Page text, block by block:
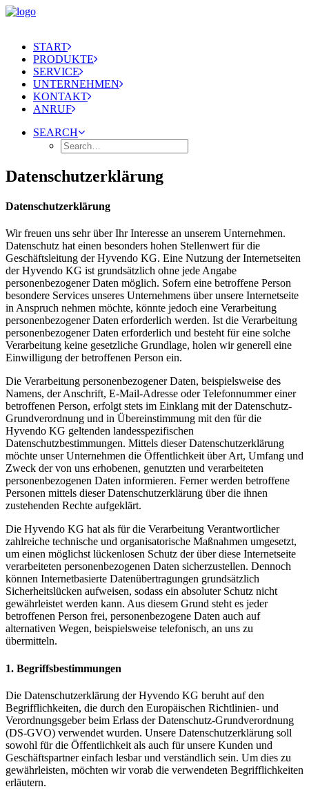
START
PRODUKTE
SERVICE
UNTERNEHMEN
KONTAKT
ANRUF
SEARCH
Datenschutzerklärung
Datenschutzerklärung
Wir freuen uns sehr über Ihr Interesse an unserem Unternehmen.
Datenschutz hat einen besonders hohen Stellenwert für die
Geschäftsleitung der Hyvendo KG. Eine Nutzung der Internetseiten
der Hyvendo KG ist grundsätzlich ohne jede Angabe
personenbezogener Daten möglich. Sofern eine betroffene Person
besondere Services unseres Unternehmens über unsere Internetseite
in Anspruch nehmen möchte, könnte jedoch eine Verarbeitung
personenbezogener Daten erforderlich werden. Ist die Verarbeitung
personenbezogener Daten erforderlich und besteht für eine solche
Verarbeitung keine gesetzliche Grundlage, holen wir generell eine
Einwilligung der betroffenen Person ein.
Die Verarbeitung personenbezogener Daten, beispielsweise des
Namens, der Anschrift, E-Mail-Adresse oder Telefonnummer einer
betroffenen Person, erfolgt stets im Einklang mit der Datenschutz-
Grundverordnung und in Übereinstimmung mit den für die
Hyvendo KG geltenden landesspezifischen
Datenschutzbestimmungen. Mittels dieser Datenschutzerklärung
möchte unser Unternehmen die Öffentlichkeit über Art, Umfang und
Zweck der von uns erhobenen, genutzten und verarbeiteten
personenbezogenen Daten informieren. Ferner werden betroffene
Personen mittels dieser Datenschutzerklärung über die ihnen
zustehenden Rechte aufgeklärt.
Die Hyvendo KG hat als für die Verarbeitung Verantwortlicher
zahlreiche technische und organisatorische Maßnahmen umgesetzt,
um einen möglichst lückenlosen Schutz der über diese Internetseite
verarbeiteten personenbezogenen Daten sicherzustellen. Dennoch
können Internetbasierte Datenübertragungen grundsätzlich
Sicherheitslücken aufweisen, sodass ein absoluter Schutz nicht
gewährleistet werden kann. Aus diesem Grund steht es jeder
betroffenen Person frei, personenbezogene Daten auch auf
alternativen Wegen, beispielsweise telefonisch, an uns zu
übermitteln.
1. Begriffsbestimmungen
Die Datenschutzerklärung der Hyvendo KG beruht auf den
Begrifflichkeiten, die durch den Europäischen Richtlinien- und
Verordnungsgeber beim Erlass der Datenschutz-Grundverordnung
(DS-GVO) verwendet wurden. Unsere Datenschutzerklärung soll
sowohl für die Öffentlichkeit als auch für unsere Kunden und
Geschäftspartner einfach lesbar und verständlich sein. Um dies zu
gewährleisten, möchten wir vorab die verwendeten Begrifflichkeiten
erläutern.